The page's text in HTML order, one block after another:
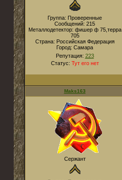
Группа: Проверенные
Сообщений: 215
Металлодетектор: фишер ф 75,терра
705
Страна: Российская Федерация
Город: Самара
Репутация: 223
Статус: Тут его нет
Maks163
Сержант